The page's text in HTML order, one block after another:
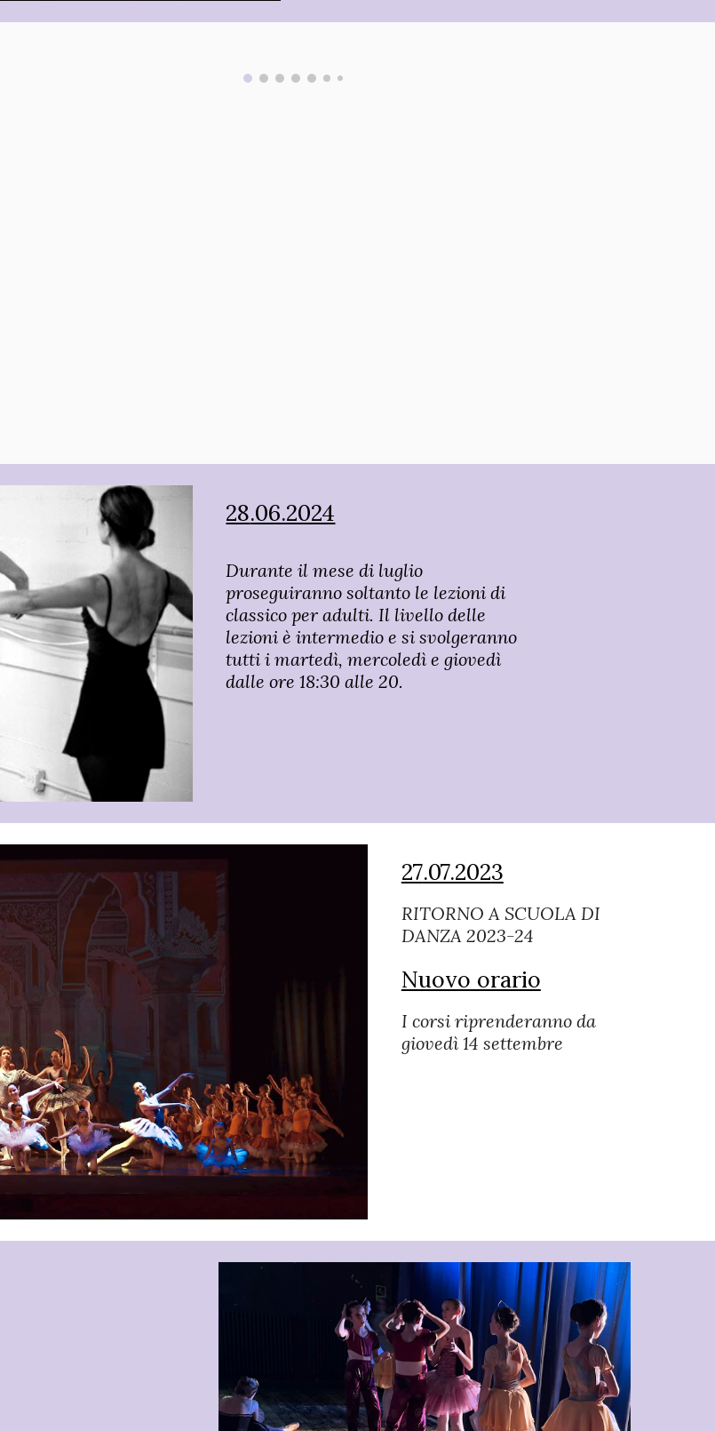
28.06.2024
Durante il mese di luglio
proseguiranno soltanto le lezioni di
classico per adulti. Il livello delle
lezioni è intermedio e si svolgeranno
tutti i martedì, mercoledì e giovedì
dalle ore 18:30 alle 20.
27.07.2023
RITORNO A SCUOLA DI
DANZA 2023-24
Nuovo orario
I corsi riprenderanno da
giovedì 14 settembre